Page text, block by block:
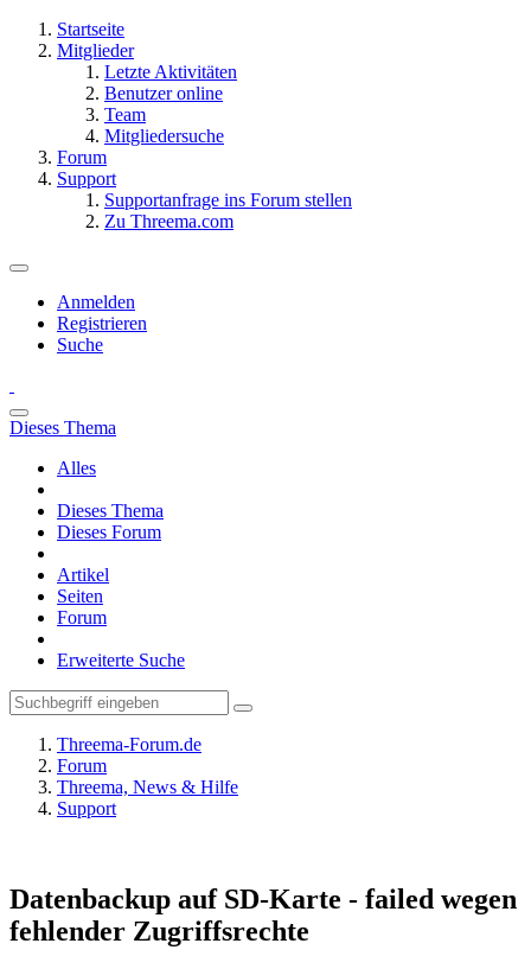
Startseite
Mitglieder
Letzte Aktivitäten
Benutzer online
Team
Mitgliedersuche
Forum
Support
Supportanfrage ins Forum stellen
Zu Threema.com
Anmelden
Registrieren
Suche
Dieses Thema
Alles
Dieses Thema
Dieses Forum
Artikel
Seiten
Forum
Erweiterte Suche
Threema-Forum.de
Forum
Threema, News & Hilfe
Support
Datenbackup auf SD-Karte - failed wegen
fehlender Zugriffsrechte